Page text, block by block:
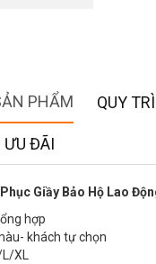
PHẨM QUY
ƯU ĐÃI
Giầy Bảo Hộ Lao
hợp
khách tự chọn
XL